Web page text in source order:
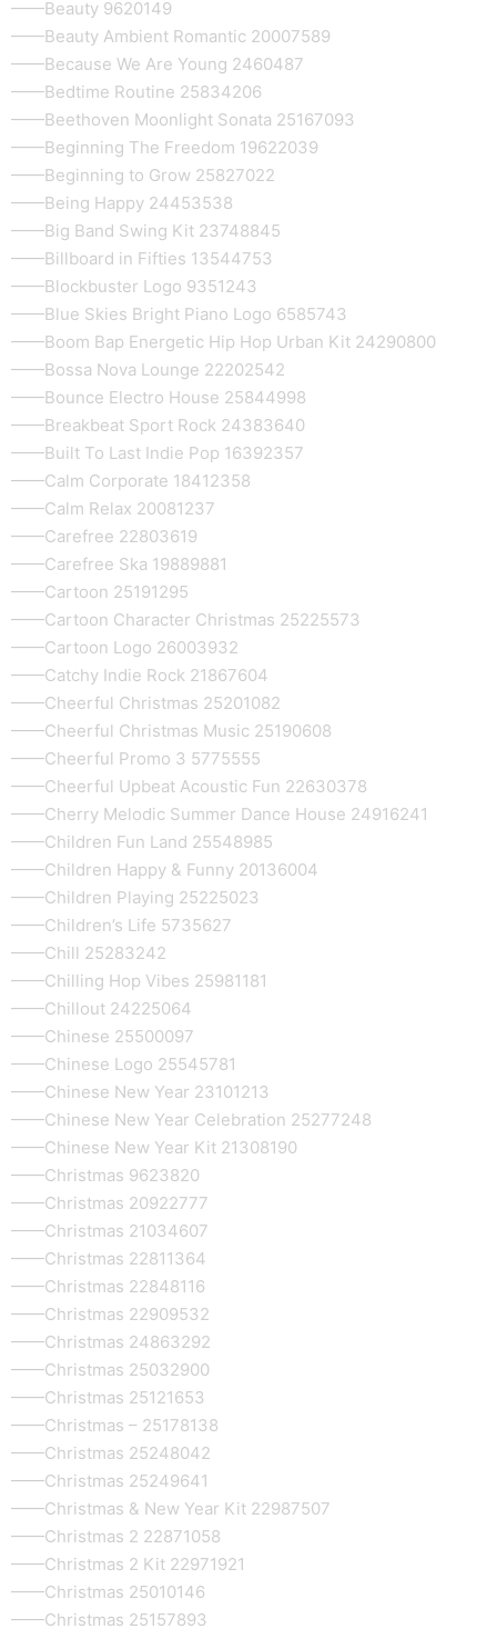
——Beauty 9620149
——Beauty Ambient Romantic 20007589
——Because We Are Young 2460487
——Bedtime Routine 25834206
——Beethoven Moonlight Sonata 25167093
——Beginning The Freedom 19622039
——Beginning to Grow 25827022
——Being Happy 24453538
——Big Band Swing Kit 23748845
——Billboard in Fifties 13544753
——Blockbuster Logo 9351243
——Blue Skies Bright Piano Logo 6585743
——Boom Bap Energetic Hip Hop Urban Kit 24290800
——Bossa Nova Lounge 22202542
——Bounce Electro House 25844998
——Breakbeat Sport Rock 24383640
——Built To Last Indie Pop 16392357
——Calm Corporate 18412358
——Calm Relax 20081237
——Carefree 22803619
——Carefree Ska 19889881
——Cartoon 25191295
——Cartoon Character Christmas 25225573
——Cartoon Logo 26003932
——Catchy Indie Rock 21867604
——Cheerful Christmas 25201082
——Cheerful Christmas Music 25190608
——Cheerful Promo 3 5775555
——Cheerful Upbeat Acoustic Fun 22630378
——Cherry Melodic Summer Dance House 24916241
——Children Fun Land 25548985
——Children Happy & Funny 20136004
——Children Playing 25225023
——Children’s Life 5735627
——Chill 25283242
——Chilling Hop Vibes 25981181
——Chillout 24225064
——Chinese 25500097
——Chinese Logo 25545781
——Chinese New Year 23101213
——Chinese New Year Celebration 25277248
——Chinese New Year Kit 21308190
——Christmas 9623820
——Christmas 20922777
——Christmas 21034607
——Christmas 22811364
——Christmas 22848116
——Christmas 22909532
——Christmas 24863292
——Christmas 25032900
——Christmas 25121653
——Christmas – 25178138
——Christmas 25248042
——Christmas 25249641
——Christmas & New Year Kit 22987507
——Christmas 2 22871058
——Christmas 2 Kit 22971921
——Christmas 25010146
——Christmas 25157893